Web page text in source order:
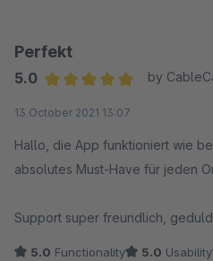
nett und hilfsbereit. Eine
man nicht, ist eigentlich alles
Viele Grüße
Joachim K.
Perfekt
5.0
by
13 October 2021 13:07
Hallo, die App funktioniert wie
absolutes Must-Have für jeden
Support super freundlich,
5.0 Functionality 5.0 Usability